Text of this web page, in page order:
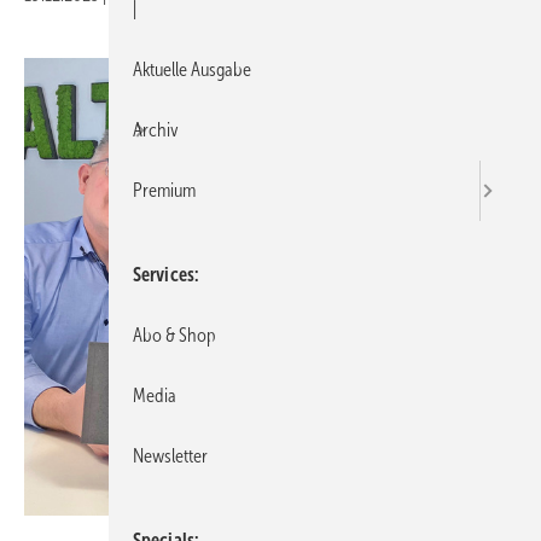
Aktuelle Ausgabe
Archiv
Premium
Services
Abo & Shop
Media
Newsletter